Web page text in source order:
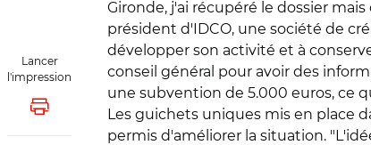
Lancer
l'impression
Lancer l'impression
Gironde, j'ai récupéré le dossier
président d'IDCO, une société de
développer son activité et à
conseil général pour avoir des
une subvention de 5.000 euros, ce
Les guichets uniques mis en place
permis d'améliorer la situation.